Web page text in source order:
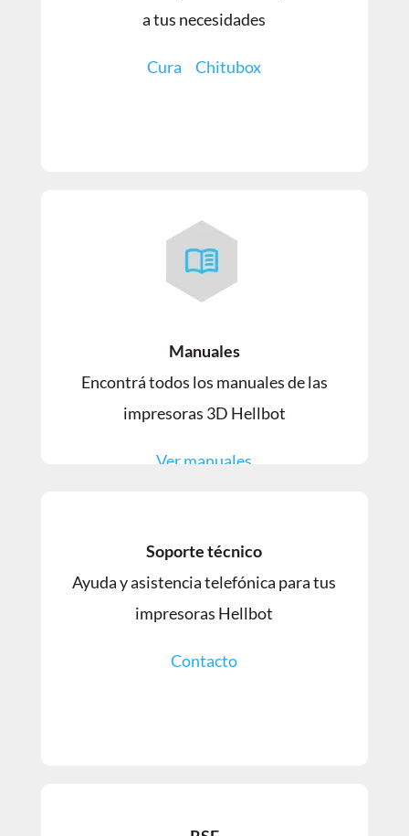
a tus necesidades
Cura Chitubox
Manuales
Encontrá todos los manuales de las
impresoras 3D Hellbot
Ver manuales
Soporte técnico
Ayuda y asistencia telefónica para tus
impresoras Hellbot
Contacto